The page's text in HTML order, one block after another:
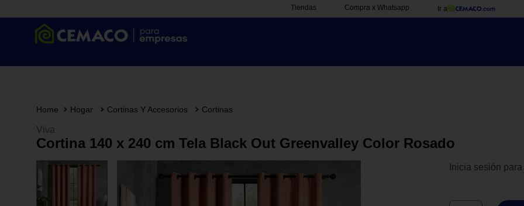
Tiendas Compra x Whatsapp Ir a
Hogar Cortinas Y Accesorios Cortinas
Viva
Cortina 140 x 240 cm Tela Black Out Greenvalley Color Rosado
Inicia sesión